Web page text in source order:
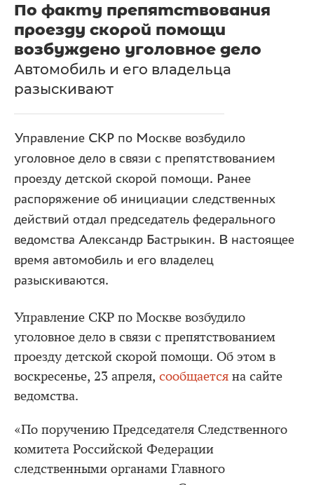
По факту препятствования
проезду скорой помощи
возбуждено уголовное дело
Автомобиль и его владельца
разыскивают
Управление СКР по Москве возбудило
уголовное дело в связи с препятствованием
проезду детской скорой помощи. Ранее
распоряжение об инициации следственных
действий отдал председатель федерального
ведомства Александр Бастрыкин. В настоящее
время автомобиль и его владелец
разыскиваются.
Управление СКР по Москве возбудило
уголовное дело в связи с препятствованием
проезду детской скорой помощи. Об этом в
воскресенье, 23 апреля, сообщается на сайте
ведомства.
«По поручению Председателя Следственного
комитета Российской Федерации
следственными органами Главного